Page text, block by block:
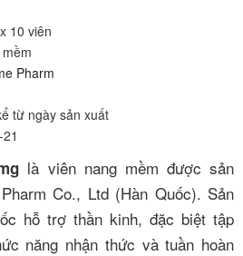
10 viên
Pharm
từ ngày sản xuất
là viên nang mềm được sản
Co., Ltd (Hàn Quốc). Sản
hỗ trợ thần kinh, đặc biệt tập
năng nhận thức và tuần hoàn